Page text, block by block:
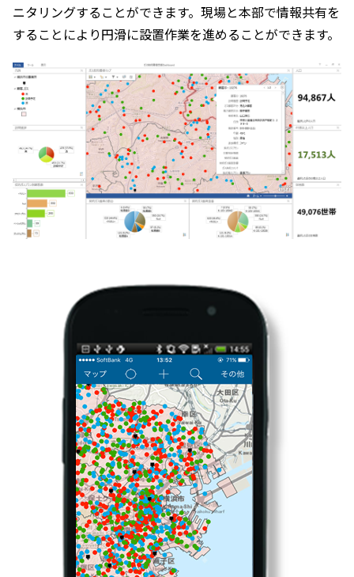
ニタリングすることができます。現場と本部で情報共有を
することにより円滑に設置作業を進めることができます。